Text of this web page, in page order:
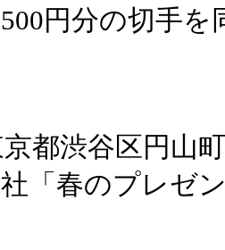
円分の切手
京都渋谷区円山
「春のプレゼ